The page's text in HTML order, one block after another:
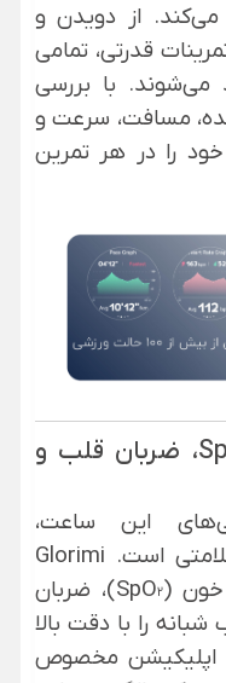
می‌کند. از دویدن و
قدرتی، تمامی
می‌شوند. با بررسی
مسافت، سرعت و
را در هر تمرین
سنسور سلامتی دقیق (SpO₂، ضربان قلب و
این ساعت،
سنسورهای هوشمند پایش سلامتی است. Glorimi
Loop می‌تواند میزان اکسیژن خون (SpO₂)، ضربان
را با دقت بالا
اپلیکیشن مخصوص